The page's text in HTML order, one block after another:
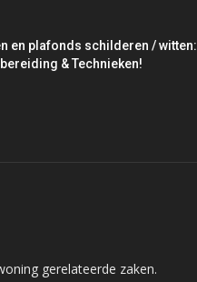
en plafonds schilderen / witten:
& Technieken!
gerelateerde zaken.